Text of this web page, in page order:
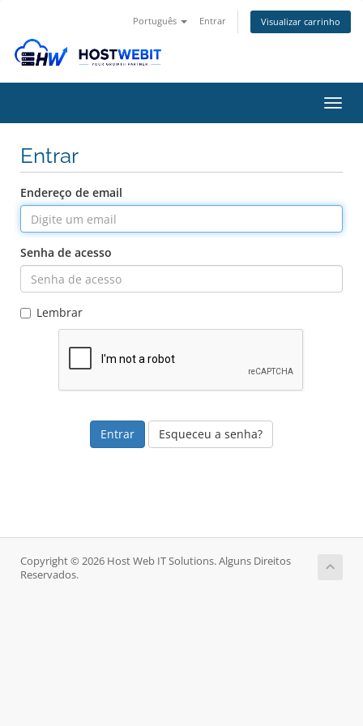
Português Entrar Visualizar carrinho
Entrar
Endereço de email
Senha de acesso
Lembrar
Esqueceu a senha?
Copyright © 2026 Host Web IT Solutions. Alguns Direitos
Reservados.